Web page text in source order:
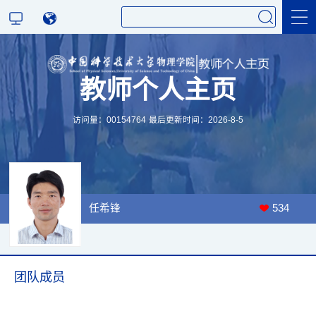
小组新闻
媒体报道
科学研究
教师个人主页
访问量： 00154764 最后更新时间： 2026-8-5
任希锋 534
团队成员